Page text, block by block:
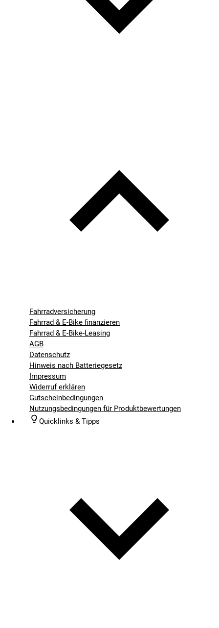
Fahrradversicherung
Fahrrad & E-Bike finanzieren
Fahrrad & E-Bike-Leasing
AGB
Datenschutz
Hinweis nach Batteriegesetz
Impressum
Widerruf erklären
Gutscheinbedingungen
Nutzungsbedingungen für Produktbewertungen
Quicklinks & Tipps